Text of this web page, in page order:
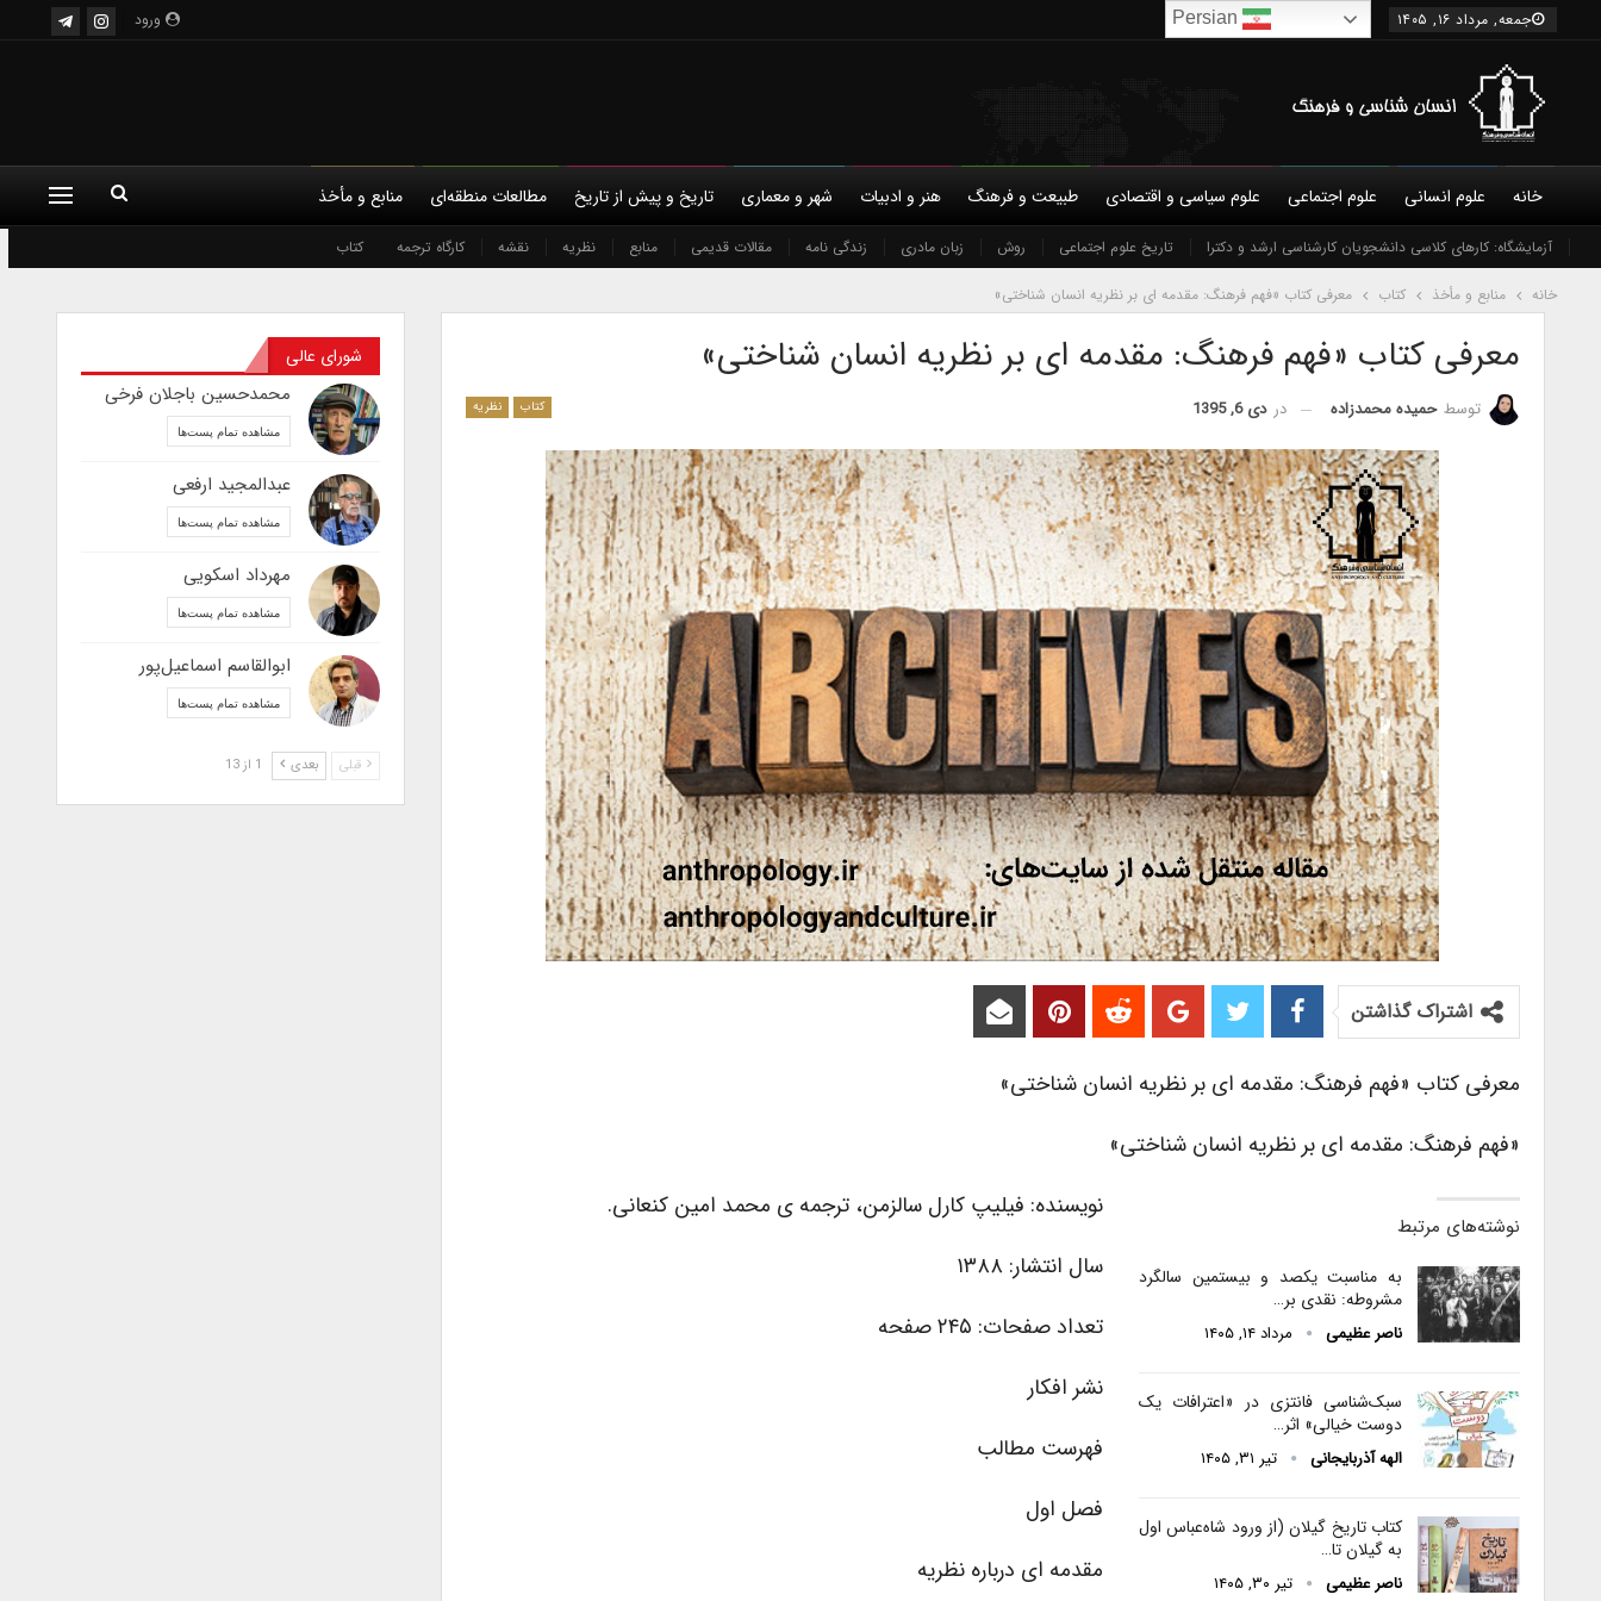
ورود جمعه, مرداد ۱۶, ۱۴۰۵
خانه
درباره ما شورای عالی نویسندگان شرایط همکاری و عضویت تماس با ما حمایت مالی حریم خصوصی
علوم انسانی علوم اجتماعی علوم سیاسی و اقتصادی طبیعت و فرهنگ هنر و ادبیات شهر و معماری تاریخ و پیش از تاریخ مطالعات منطقه‌ای منابع و مأخذ
آزمایشگاه: کارهای کلاسی دانشجویان کارشناسی ارشد و دکترا تاریخ علوم اجتماعی روش زبان مادری زندگی نامه مقالات قدیمی منابع نظریه نقشه کارگاه ترجمه کتاب
خانه منابع و مأخذ کتاب معرفی كتاب «فهم فرهنگ: مقدمه ای بر نظریه انسان شناختی»
معرفی کتاب «فهم فرهنگ: مقدمه ای بر نظریه انسان شناختی»
کتاب نظریه توسط حمیده محمدزاده در دی 6, 1395
اشتراک گذاشتن
معرفی کتاب «فهم فرهنگ: مقدمه ای بر نظریه انسان شناختی»
«فهم فرهنگ: مقدمه ای بر نظریه انسان شناختی»
نوشته‌های مرتبط
به مناسبت یکصد و بیستمین سالگرد
مشروطه: نقدی بر…
ناصر عظیمی مرداد ۱۴, ۱۴۰۵
سبک‌شناسی فانتزی در «اعترافات یک
دوست خیالی» اثر…
الهه آذربایجانی تیر ۳۱, ۱۴۰۵
کتاب تاریخ گیلان (از ورود شاه‌عباس اول
به گیلان تا…
ناصر عظیمی تیر ۳۰, ۱۴۰۵
نویسنده: فیلیپ کارل سالزمن، ترجمه ی محمد امین کنعانی.
سال انتشار: ۱۳۸۸
تعداد صفحات: ۲۴۵ صفحه
نشر افکار
فهرست مطالب
فصل اول
مقدمه ای درباره نظریه
شورای عالی
محمدحسین باجلان فرخی
مشاهده تمام پست‌ها
عبدالمجید ارفعی
مشاهده تمام پست‌ها
مهرداد اسکویی
مشاهده تمام پست‌ها
ابوالقاسم اسماعیل‌پور
مشاهده تمام پست‌ها
قبلی بعدی 1 از 13